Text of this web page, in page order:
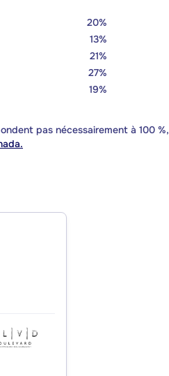
20%
13%
21%
27%
19%
pas nécessairement à 100 %,